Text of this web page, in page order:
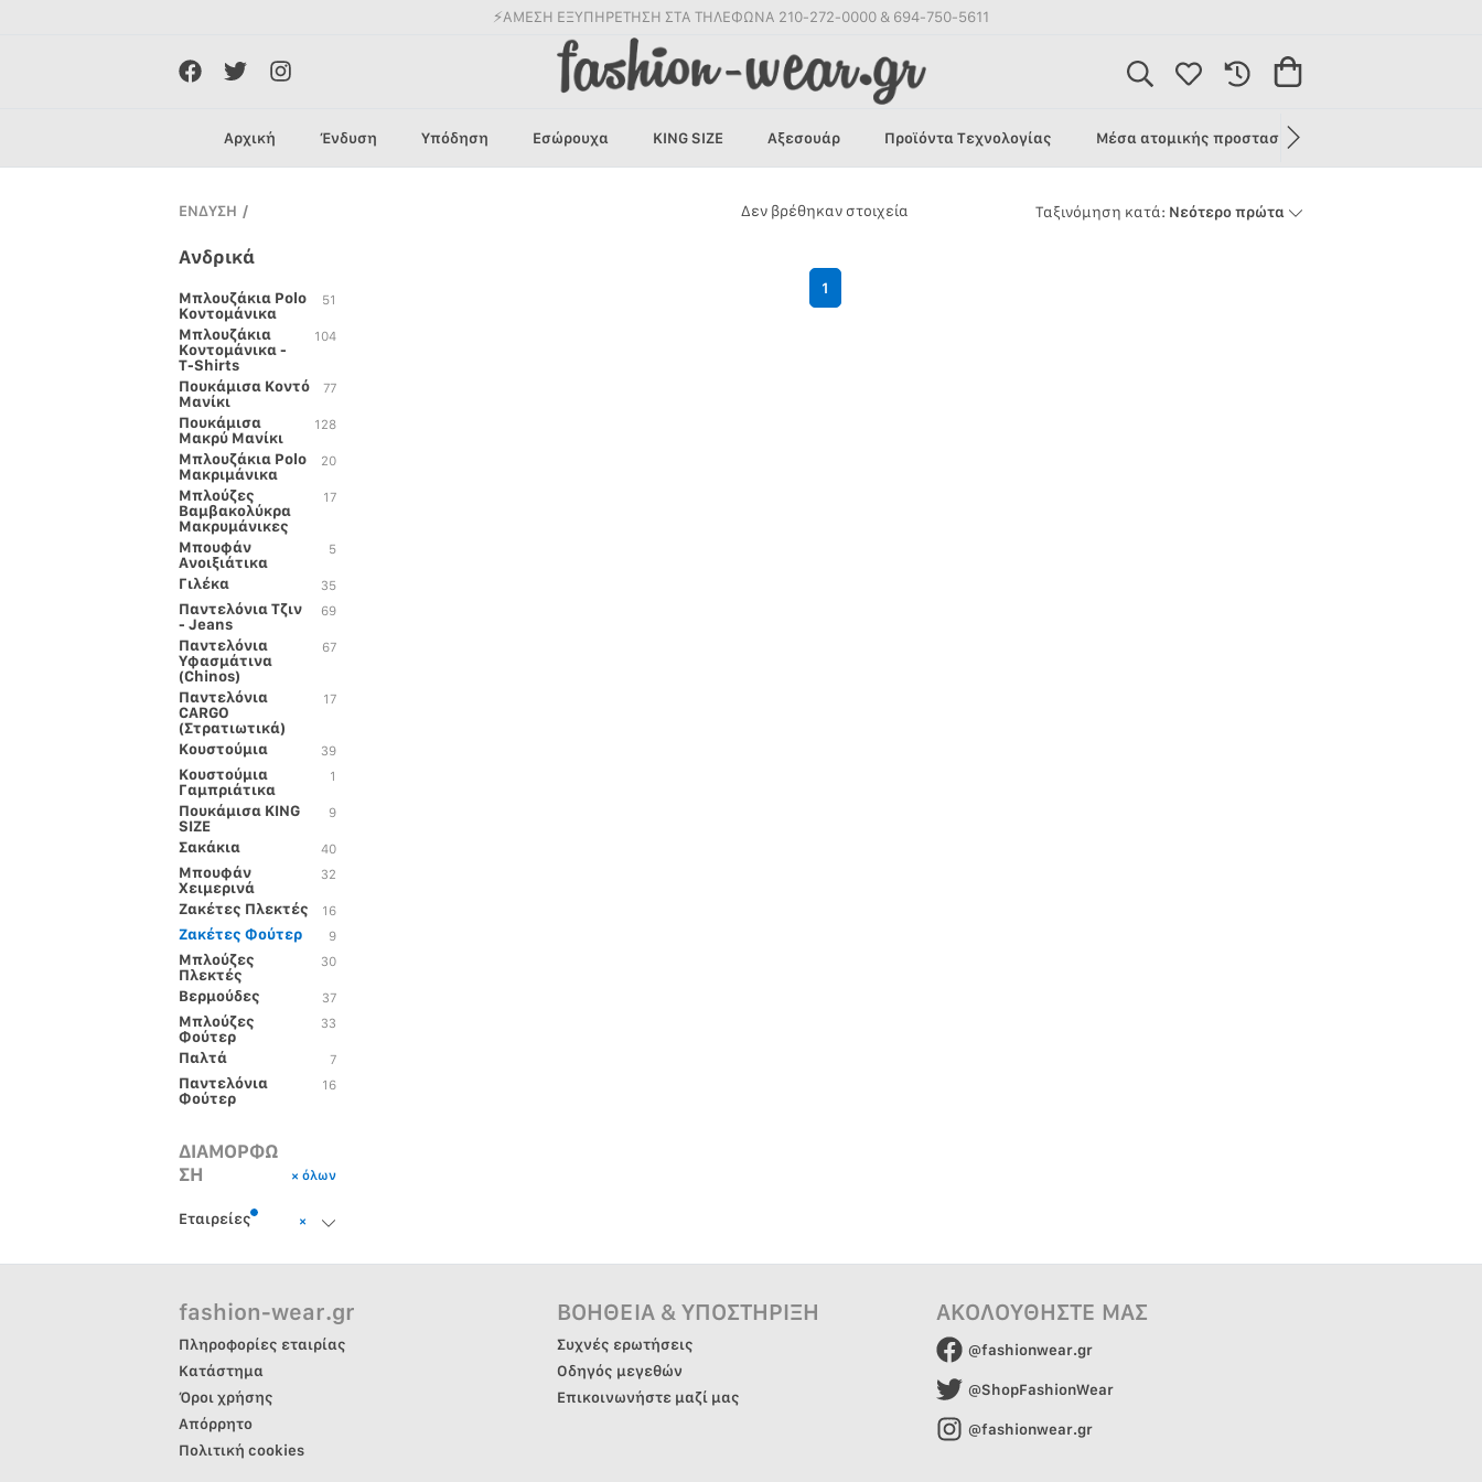
⚡ΑΜΕΣΗ ΕΞΥΠΗΡΕΤΗΣΗ ΣΤΑ ΤΗΛΕΦΩΝΑ 210-272-0000 & 694-750-5611
Αρχική Ένδυση Υπόδηση Εσώρουχα KING SIZE Αξεσουάρ Προϊόντα Τεχνολογίας Μέσα ατομικής προστασίας
ΕΝΔΥΣΗ /
Ανδρικά
Μπλουζάκια Polo
Κοντομάνικα
51
Μπλουζάκια
Κοντομάνικα -
T-Shirts
104
Πουκάμισα Κοντό
Μανίκι
77
Πουκάμισα
Μακρύ Μανίκι
128
Μπλουζάκια Polo
Μακριμάνικα
20
Μπλούζες
Βαμβακολύκρα
Μακρυμάνικες
17
Μπουφάν
Ανοιξιάτικα
5
Γιλέκα 35
Παντελόνια Τζιν
- Jeans
69
Παντελόνια
Υφασμάτινα
(Chinos)
67
Παντελόνια
CARGO
(Στρατιωτικά)
17
Κουστούμια 39
Κουστούμια
Γαμπριάτικα
1
Πουκάμισα KING
SIZE
9
Σακάκια 40
Μπουφάν
Χειμερινά
32
Ζακέτες Πλεκτές 16
Ζακέτες Φούτερ 9
Μπλούζες
Πλεκτές
30
Βερμούδες 37
Μπλούζες
Φούτερ
33
Παλτά 7
Παντελόνια
Φούτερ
16
ΔΙΑΜΟΡΦΩ
ΣΗ
× όλων
Εταιρείες ×
Δεν βρέθηκαν στοιχεία Ταξινόμηση κατά: Νεότερο πρώτα
1
fashion-wear.gr
Πληροφορίες εταιρίας
Κατάστημα
Όροι χρήσης
Απόρρητο
Πολιτική cookies
ΒΟΗΘΕΙΑ & ΥΠΟΣΤΗΡΙΞΗ
Συχνές ερωτήσεις
Οδηγός μεγεθών
Επικοινωνήστε μαζί μας
ΑΚΟΛΟΥΘΗΣΤΕ ΜΑΣ
@fashionwear.gr
@ShopFashionWear
@fashionwear.gr